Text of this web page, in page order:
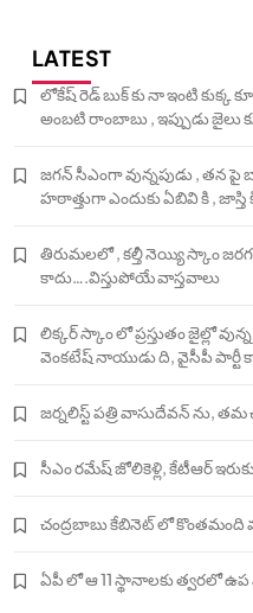
LATEST
లోకేష్ రెడ్ బుక్ కు నా ఇంటి
అంబటి రాంబాబు , ఇప్పుడు జైలు
జగన్ సీఎంగా వున్నపుడు , తన
హఠాత్తుగా ఎందుకు ఏబివి కి ,
తిరుమలలో , కల్తీ నెయ్యి స్కాం
కాదు….విస్తుపోయే వాస్తవాలు
లిక్కర్ స్కాం లో ప్రస్తుతం జైల్లో
వెంకటేష్ నాయుడు ది, వైసీపీ పార్టీ
జర్నలిస్ట్ పత్రి వాసుదేవన్ ను,
సీఎం రమేష్ జోలికెళ్లి, కేటీఆర్
చంద్రబాబు కేబినెట్ లో కొంతమంది
ఏపీ లో ఆ 11 స్థానాలకు త్వరలో